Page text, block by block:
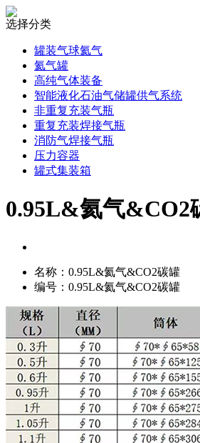
选择分类
罐装气球氦气
氦气罐
高纯气体装备
智能液化石油气储罐供气系统
非重复充装气瓶
重复充装焊接气瓶
消防气焊接气瓶
压力容器
罐式集装箱
0.95L&氦气&CO2
名称：0.95L&氦气&CO2碳罐
编号：0.95L&氦气&CO2碳罐